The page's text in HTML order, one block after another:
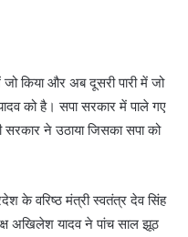
किया और अब दूसरी पारी में जो
को है। सपा सरकार में पाले गए
सरकार ने उठाया जिसका सपा को
के वरिष्ठ मंत्री स्वतंत्र देव सिंह
अखिलेश यादव ने पांच साल झूठ